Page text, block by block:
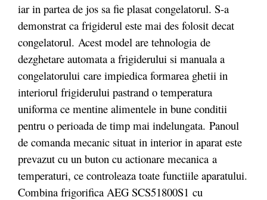
iar in partea de jos sa fie plasat congelatorul. S-a
demonstrat ca frigiderul este mai des folosit decat
congelatorul. Acest model are tehnologia de
dezghetare automata a frigiderului si manuala a
congelatorului care impiedica formarea ghetii in
interiorul frigiderului pastrand o temperatura
uniforma ce mentine alimentele in bune conditii
pentru o perioada de timp mai indelungata. Panoul
de comanda mecanic situat in interior in aparat este
prevazut cu un buton cu actionare mecanica a
temperaturi, ce controleaza toate functiile aparatului.
Combina frigorifica AEG SCS51800S1 cu